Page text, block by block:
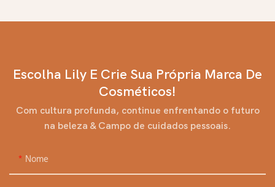
Escolha Lily E Crie Sua Própria Marca De
Cosméticos!
Com cultura profunda, continue enfrentando o futuro
na beleza & Campo de cuidados pessoais.
Nome